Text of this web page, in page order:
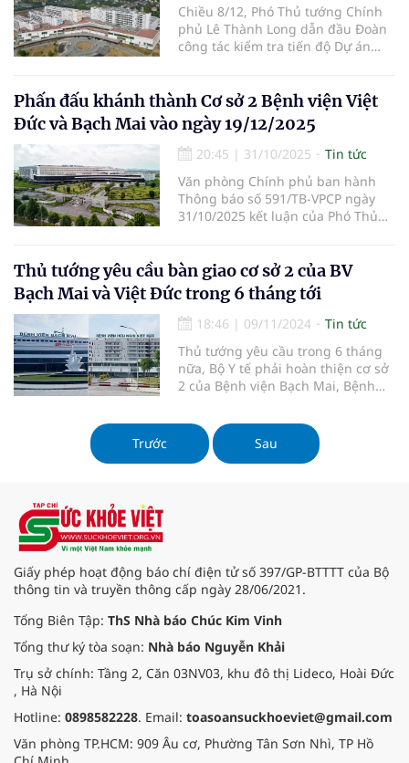
Chiều 8/12, Phó Thủ tướng Chính
phủ Lê Thành Long dẫn đầu Đoàn
công tác kiểm tra tiến độ Dự án
Việt Đức.
Phấn đấu khánh thành Cơ sở 2 Bệnh viện Việt
Đức và Bạch Mai vào ngày 19/12/2025
20:45 | 31/10/2025
Tin tức
Văn phòng Chính phủ ban hành
Thông báo số 591/TB-VPCP ngày
31/10/2025 kết luận của Phó Thủ
trình...
Thủ tướng yêu cầu bàn giao cơ sở 2 của BV
Bạch Mai và Việt Đức trong 6 tháng tới
18:46 | 09/11/2024
Tin tức
Thủ tướng yêu cầu trong 6 tháng
nữa, Bộ Y tế phải hoàn thiện cơ sở
2 của Bệnh viện Bạch Mai, Bệnh
Trước Sau
Giấy phép hoạt động báo chí điện tử số 397/GP-BTTTT của Bộ
thông tin và truyền thông cấp ngày 28/06/2021.
Tổng Biên Tập: ThS Nhà báo Chúc Kim Vinh
Tổng thư ký tòa soạn: Nhà báo Nguyễn Khải
Trụ sở chính: Tầng 2, Căn 03NV03, khu đô thị Lideco, Hoài Đức
, Hà Nội
Hotline: 0898582228. Email: toasoansuckhoeviet@gmail.com
Văn phòng TP.HCM: 909 Âu cơ, Phường Tân Sơn Nhì, TP Hồ